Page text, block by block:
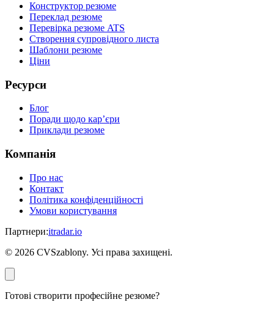
Конструктор резюме
Переклад резюме
Перевірка резюме ATS
Створення супровідного листа
Шаблони резюме
Ціни
Ресурси
Блог
Поради щодо кар’єри
Приклади резюме
Компанія
Про нас
Контакт
Політика конфіденційності
Умови користування
Партнери:itradar.io
© 2026 CVSzablony. Усі права захищені.
Готові створити професійне резюме?